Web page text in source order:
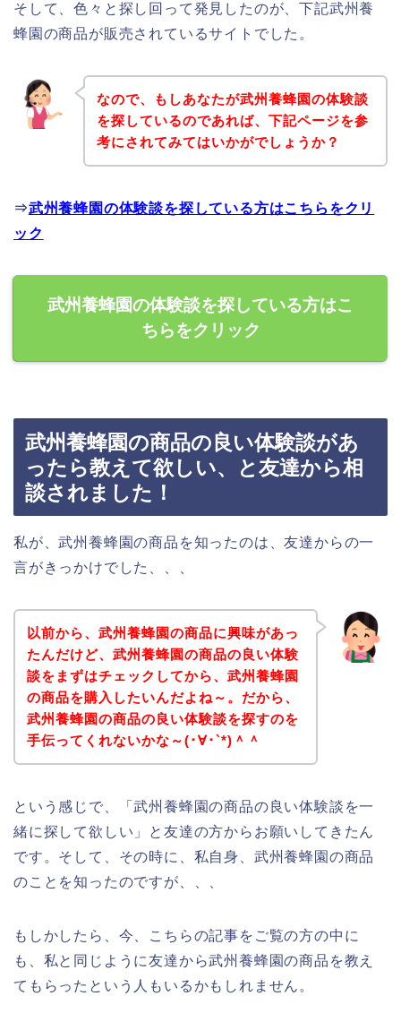
そして、色々と探し回って発見したのが、下記武州養
蜂園の商品が販売されているサイトでした。
なので、もしあなたが武州養蜂園の体験談
を探しているのであれば、下記ページを参
考にされてみてはいかがでしょうか？
⇒武州養蜂園の体験談を探している方はこちらをクリ
ック
武州養蜂園の体験談を探している方はこ
ちらをクリック
武州養蜂園の商品の良い体験談があ
ったら教えて欲しい、と友達から相
談されました！
私が、武州養蜂園の商品を知ったのは、友達からの一
言がきっかけでした、、、
以前から、武州養蜂園の商品に興味があっ
たんだけど、武州養蜂園の商品の良い体験
談をまずはチェックしてから、武州養蜂園
の商品を購入したいんだよね～。だから、
武州養蜂園の商品の良い体験談を探すのを
手伝ってくれないかな～(･∀･`*)＾＾
という感じで、「武州養蜂園の商品の良い体験談を一
緒に探して欲しい」と友達の方からお願いしてきたん
です。そして、その時に、私自身、武州養蜂園の商品
のことを知ったのですが、、、
もしかしたら、今、こちらの記事をご覧の方の中に
も、私と同じように友達から武州養蜂園の商品を教え
てもらったという人もいるかもしれません。